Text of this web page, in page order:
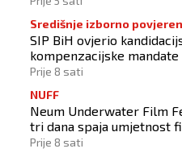
Središnje izborno
SIP BiH ovjerio
kompenzacijske mandate
izborima 2026
Prije 8 sati
NUFF
Neum Underwater Film
tri dana spaja umjetnost
Prije 8 sati